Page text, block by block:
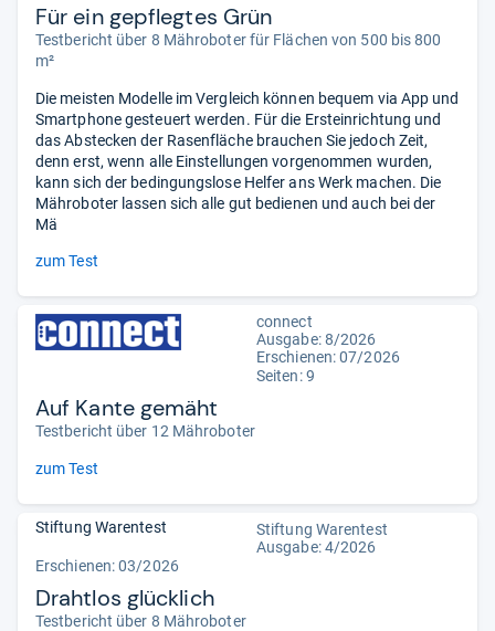
Für ein gepflegtes Grün
Testbericht über 8 Mähroboter für Flächen von 500 bis 800
m²
Die meisten Modelle im Vergleich können bequem via App und
Smartphone gesteuert werden. Für die Ersteinrichtung und
das Abstecken der Rasenfläche brauchen Sie jedoch Zeit,
denn erst, wenn alle Einstellungen vorgenommen wurden,
kann sich der bedingungslose Helfer ans Werk machen. Die
Mähroboter lassen sich alle gut bedienen und auch bei der
Mä
zum Test
connect
Ausgabe: 8/2026
Erschienen:07/2026
Seiten: 9
Auf Kante gemäht
Testbericht über 12 Mähroboter
zum Test
Stiftung Warentest
Stiftung Warentest
Ausgabe: 4/2026
Erschienen:03/2026
Drahtlos glücklich
Testbericht über 8 Mähroboter